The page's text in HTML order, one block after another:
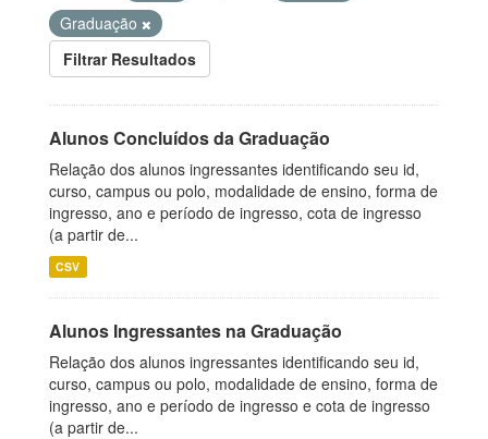
Graduação
Filtrar Resultados
Alunos Concluídos da Graduação
Relação dos alunos ingressantes identificando seu id,
curso, campus ou polo, modalidade de ensino, forma de
ingresso, ano e período de ingresso, cota de ingresso
(a partir de...
CSV
Alunos Ingressantes na Graduação
Relação dos alunos ingressantes identificando seu id,
curso, campus ou polo, modalidade de ensino, forma de
ingresso, ano e período de ingresso e cota de ingresso
(a partir de...